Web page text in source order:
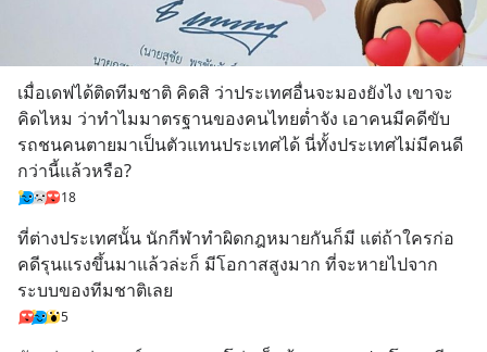
เมื่อเดฟได้ติดทีมชาติ คิดสิ ว่าประเทศอื่นจะมองยังไง เขาจะ
คิดไหม ว่าทำไมมาตรฐานของคนไทยต่ำจัง เอาคนมีคดีขับ
รถชนคนตายมาเป็นตัวแทนประเทศได้ นี่ทั้งประเทศไม่มีคนดี
กว่านี้แล้วหรือ?
18
ที่ต่างประเทศนั้น นักกีฬาทำผิดกฎหมายกันก็มี แต่ถ้าใครก่อ
คดีรุนแรงขึ้นมาแล้วล่ะก็ มีโอกาสสูงมาก ที่จะหายไปจาก
ระบบของทีมชาติเลย
5